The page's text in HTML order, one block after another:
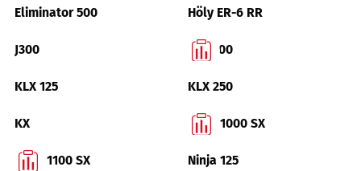
Eliminator 500 Höly ER-6 RR
J300 KLE 500
KLX 125 KLX 250
KX Ninja 1000 SX
Ninja 1100 SX Ninja 125